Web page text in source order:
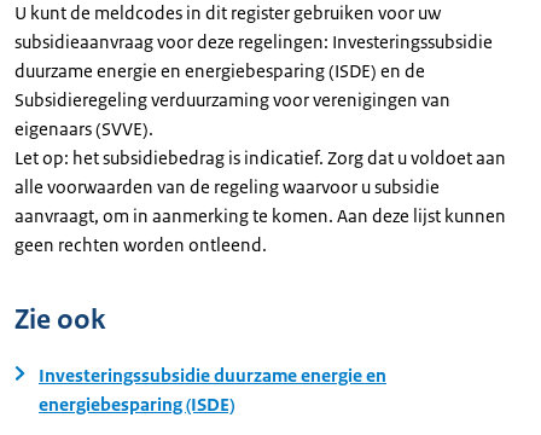
U kunt de meldcodes in dit register gebruiken voor uw
subsidieaanvraag voor deze regelingen: Investeringssubsidie
duurzame energie en energiebesparing (ISDE) en de
Subsidieregeling verduurzaming voor verenigingen van
eigenaars (SVVE).
Let op: het subsidiebedrag is indicatief. Zorg dat u voldoet aan
alle voorwaarden van de regeling waarvoor u subsidie
aanvraagt, om in aanmerking te komen. Aan deze lijst kunnen
geen rechten worden ontleend.
Zie ook
Investeringssubsidie duurzame energie en
energiebesparing (ISDE)